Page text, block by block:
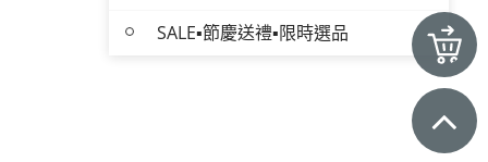
SALE▪節慶送禮▪限時選品